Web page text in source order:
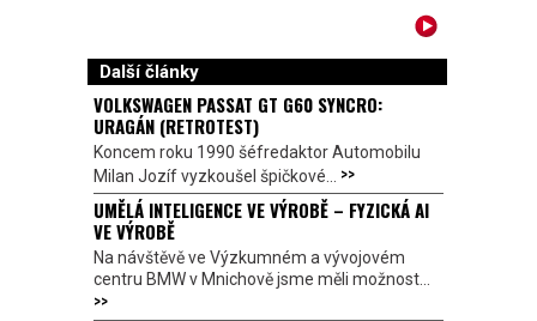
Další články
VOLKSWAGEN PASSAT GT G60 SYNCRO:
URAGÁN (RETROTEST)
Koncem roku 1990 šéfredaktor Automobilu
Milan Jozíf vyzkoušel špičkové... >>
UMĚLÁ INTELIGENCE VE VÝROBĚ – FYZICKÁ AI
VE VÝROBĚ
Na návštěvě ve Výzkumném a vývojovém
centru BMW v Mnichově jsme měli možnost...
>>